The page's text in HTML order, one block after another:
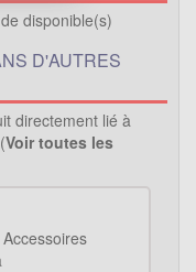
disponible(s)
D'AUTRES
directement lié à
Voir toutes les